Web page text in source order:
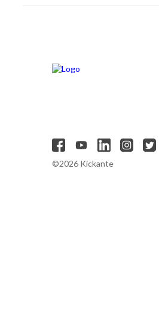
©2026 Kickante